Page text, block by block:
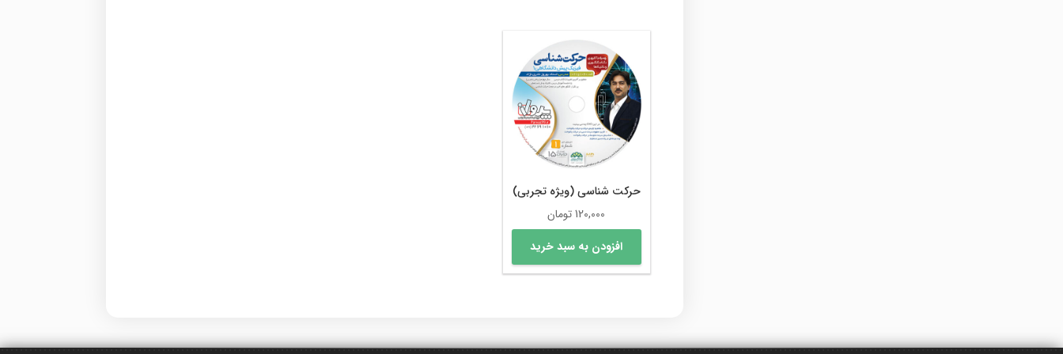
حرکت شناسی (ویژه تجربی)
120,000تومان
افزودن به سبد خرید